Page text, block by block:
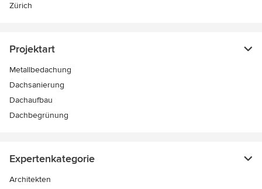
Zürich
Projektart
Metallbedachung
Dachsanierung
Dachaufbau
Dachbegrünung
Expertenkategorie
Architekten